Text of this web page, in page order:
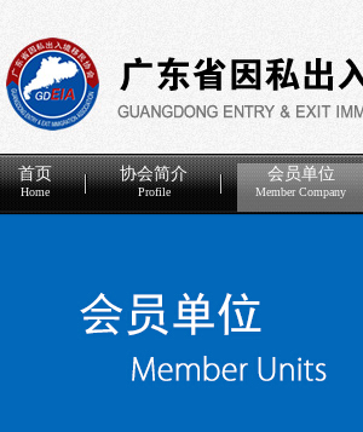
首页
Home
协会简介
Profile
会员单位
Member Company